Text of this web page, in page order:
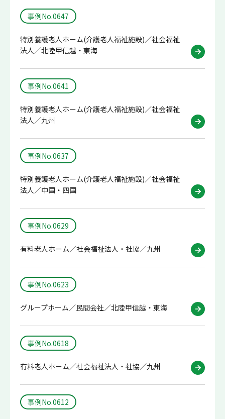
事例No.0647
特別養護老人ホーム(介護老人福祉施設)／社会福祉
法人／北陸甲信越・東海
事例No.0641
特別養護老人ホーム(介護老人福祉施設)／社会福祉
法人／九州
事例No.0637
特別養護老人ホーム(介護老人福祉施設)／社会福祉
法人／中国・四国
事例No.0629
有料老人ホーム／社会福祉法人・社協／九州
事例No.0623
グループホーム／民間会社／北陸甲信越・東海
事例No.0618
有料老人ホーム／社会福祉法人・社協／九州
事例No.0612